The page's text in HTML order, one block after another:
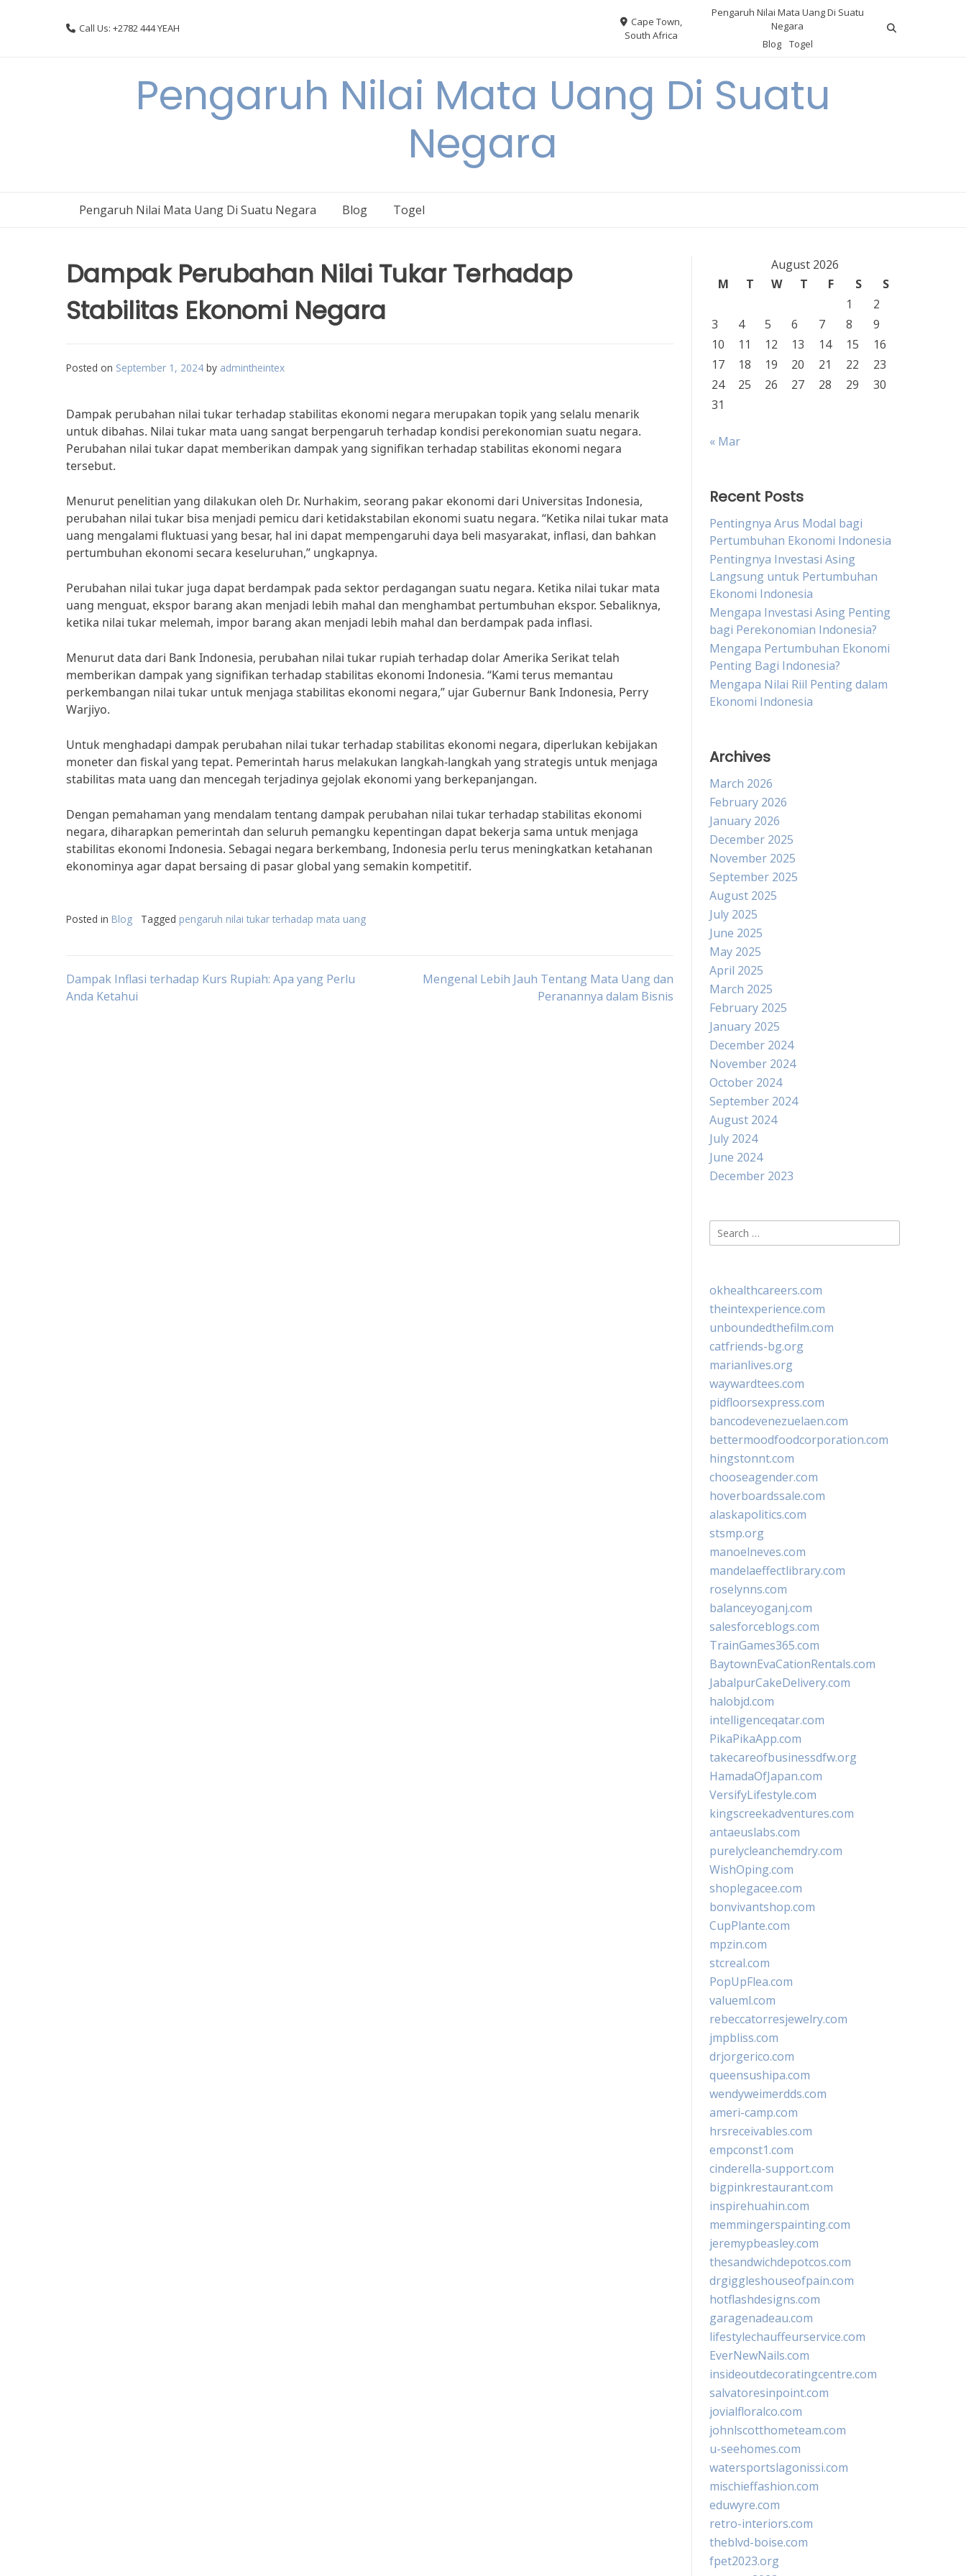
Call Us: +2782 444 YEAH
Cape Town,
South Africa
Pengaruh Nilai Mata Uang Di Suatu
Negara
Blog
Togel
Pengaruh Nilai Mata Uang Di Suatu
Negara
Pengaruh Nilai Mata Uang Di Suatu Negara Blog Togel
Dampak Perubahan Nilai Tukar Terhadap
Stabilitas Ekonomi Negara
Posted on September 1, 2024 by admintheintex
Dampak perubahan nilai tukar terhadap stabilitas ekonomi negara merupakan topik yang selalu menarik
untuk dibahas. Nilai tukar mata uang sangat berpengaruh terhadap kondisi perekonomian suatu negara.
Perubahan nilai tukar dapat memberikan dampak yang signifikan terhadap stabilitas ekonomi negara
tersebut.
Menurut penelitian yang dilakukan oleh Dr. Nurhakim, seorang pakar ekonomi dari Universitas Indonesia,
perubahan nilai tukar bisa menjadi pemicu dari ketidakstabilan ekonomi suatu negara. “Ketika nilai tukar mata
uang mengalami fluktuasi yang besar, hal ini dapat mempengaruhi daya beli masyarakat, inflasi, dan bahkan
pertumbuhan ekonomi secara keseluruhan,” ungkapnya.
Perubahan nilai tukar juga dapat berdampak pada sektor perdagangan suatu negara. Ketika nilai tukar mata
uang menguat, ekspor barang akan menjadi lebih mahal dan menghambat pertumbuhan ekspor. Sebaliknya,
ketika nilai tukar melemah, impor barang akan menjadi lebih mahal dan berdampak pada inflasi.
Menurut data dari Bank Indonesia, perubahan nilai tukar rupiah terhadap dolar Amerika Serikat telah
memberikan dampak yang signifikan terhadap stabilitas ekonomi Indonesia. “Kami terus memantau
perkembangan nilai tukar untuk menjaga stabilitas ekonomi negara,” ujar Gubernur Bank Indonesia, Perry
Warjiyo.
Untuk menghadapi dampak perubahan nilai tukar terhadap stabilitas ekonomi negara, diperlukan kebijakan
moneter dan fiskal yang tepat. Pemerintah harus melakukan langkah-langkah yang strategis untuk menjaga
stabilitas mata uang dan mencegah terjadinya gejolak ekonomi yang berkepanjangan.
Dengan pemahaman yang mendalam tentang dampak perubahan nilai tukar terhadap stabilitas ekonomi
negara, diharapkan pemerintah dan seluruh pemangku kepentingan dapat bekerja sama untuk menjaga
stabilitas ekonomi Indonesia. Sebagai negara berkembang, Indonesia perlu terus meningkatkan ketahanan
ekonominya agar dapat bersaing di pasar global yang semakin kompetitif.
Posted in Blog Tagged pengaruh nilai tukar terhadap mata uang
Post
Dampak Inflasi terhadap Kurs Rupiah: Apa yang Perlu
Anda Ketahui
Mengenal Lebih Jauh Tentang Mata Uang dan
Peranannya dalam Bisnis
August 2026
M
T W T F S
S
1
2
3
4 5 6 7 8
9
10
11 12 13 14 15
16
17
18 19 20 21 22
23
24
25 26 27 28 29
30
31
« Mar
Recent Posts
Pentingnya Arus Modal bagi
Pertumbuhan Ekonomi Indonesia
Pentingnya Investasi Asing
Langsung untuk Pertumbuhan
Ekonomi Indonesia
Mengapa Investasi Asing Penting
bagi Perekonomian Indonesia?
Mengapa Pertumbuhan Ekonomi
Penting Bagi Indonesia?
Mengapa Nilai Riil Penting dalam
Ekonomi Indonesia
Archives
March 2026
February 2026
January 2026
December 2025
November 2025
September 2025
August 2025
July 2025
June 2025
May 2025
April 2025
March 2025
February 2025
January 2025
December 2024
November 2024
October 2024
September 2024
August 2024
July 2024
June 2024
December 2023
Search
for:
okhealthcareers.com
theintexperience.com
unboundedthefilm.com
catfriends-bg.org
marianlives.org
waywardtees.com
pidfloorsexpress.com
bancodevenezuelaen.com
bettermoodfoodcorporation.com
hingstonnt.com
chooseagender.com
hoverboardssale.com
alaskapolitics.com
stsmp.org
manoelneves.com
mandelaeffectlibrary.com
roselynns.com
balanceyoganj.com
salesforceblogs.com
TrainGames365.com
BaytownEvaCationRentals.com
JabalpurCakeDelivery.com
halobjd.com
intelligenceqatar.com
PikaPikaApp.com
takecareofbusinessdfw.org
HamadaOfJapan.com
VersifyLifestyle.com
kingscreekadventures.com
antaeuslabs.com
purelycleanchemdry.com
WishOping.com
shoplegacee.com
bonvivantshop.com
CupPlante.com
mpzin.com
stcreal.com
PopUpFlea.com
valueml.com
rebeccatorresjewelry.com
jmpbliss.com
drjorgerico.com
queensushipa.com
wendyweimerdds.com
ameri-camp.com
hrsreceivables.com
empconst1.com
cinderella-support.com
bigpinkrestaurant.com
inspirehuahin.com
memmingerspainting.com
jeremypbeasley.com
thesandwichdepotcos.com
drgiggleshouseofpain.com
hotflashdesigns.com
garagenadeau.com
lifestylechauffeurservice.com
EverNewNails.com
insideoutdecoratingcentre.com
salvatoresinpoint.com
jovialfloralco.com
johnlscotthometeam.com
u-seehomes.com
watersportslagonissi.com
mischieffashion.com
eduwyre.com
retro-interiors.com
theblvd-boise.com
fpet2023.org